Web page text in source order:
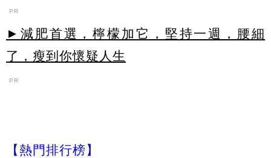
PR
►減肥首選，檸檬加它，堅持一週，腰細
了，瘦到你懷疑人生
PR
【熱門排行榜】